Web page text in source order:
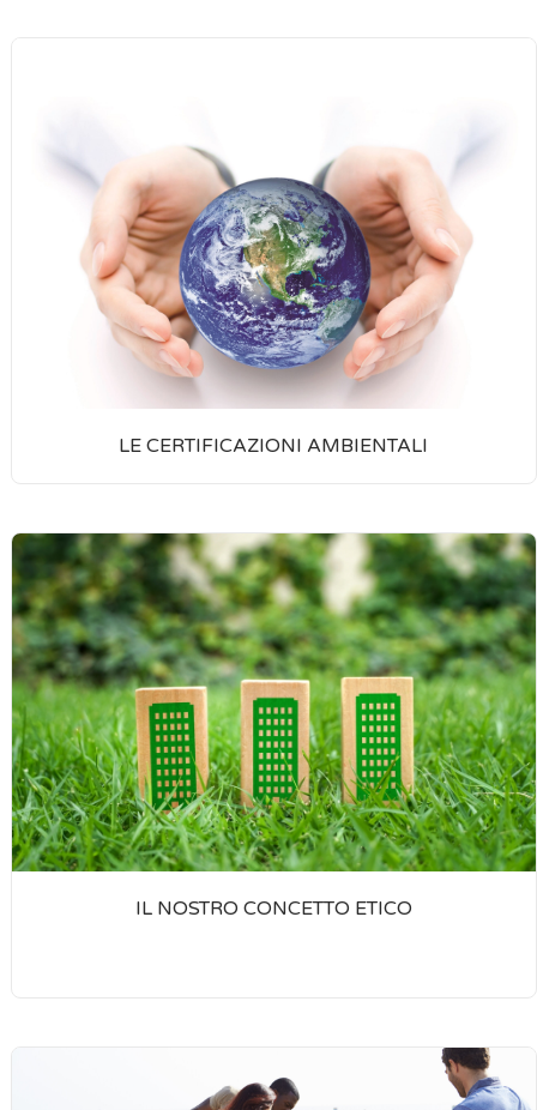
LE CERTIFICAZIONI AMBIENTALI
IL NOSTRO CONCETTO ETICO